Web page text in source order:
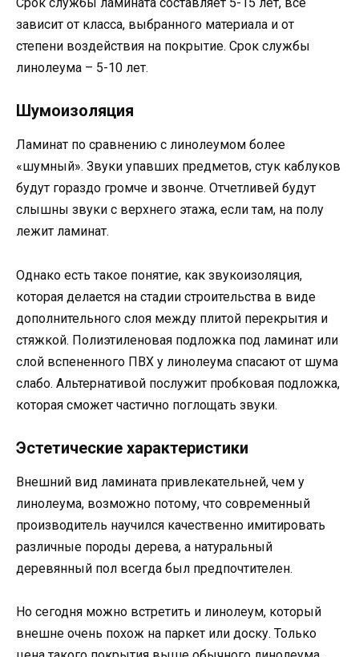
зависит от класса, выбранного материала и от
степени воздействия на покрытие. Срок службы
линолеума – 5-10 лет.
Шумоизоляция
Ламинат по сравнению с линолеумом более
«шумный». Звуки упавших предметов, стук каблуков
будут гораздо громче и звонче. Отчетливей будут
слышны звуки с верхнего этажа, если там, на полу
лежит ламинат.
Однако есть такое понятие, как звукоизоляция,
которая делается на стадии строительства в виде
дополнительного слоя между плитой перекрытия и
стяжкой. Полиэтиленовая подложка под ламинат или
слой вспененного ПВХ у линолеума спасают от шума
слабо. Альтернативой послужит пробковая подложка,
которая сможет частично поглощать звуки.
Эстетические характеристики
Внешний вид ламината привлекательней, чем у
линолеума, возможно потому, что современный
производитель научился качественно имитировать
различные породы дерева, а натуральный
деревянный пол всегда был предпочтителен.
Но сегодня можно встретить и линолеум, который
внешне очень похож на паркет или доску. Только